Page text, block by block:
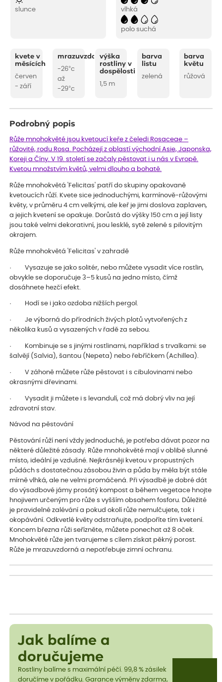
slunce vlhká
polo suchá
kvete v
měsících
červen
- září
mrazuvzdornost
-26°c
až
-29°c
výška
rostliny v
dospělosti
1,5 m
barva
listu
zelená
barva
květu
růžová
Podrobný popis
Růže mnohokvěté jsou kvetoucí keře z čeledi Rosaceae –
růžovité, rodu Rosa. Pocházejí z oblastí východní Asie, Japonska,
Koreji a Číny. V 19. století se začaly pěstovat i u nás v Evropě.
Kvetou množstvím květů, velmi dlouho a bohatě.
Růže mnohokvětá 'Felicitas' patří do skupiny opakovaně
kvetoucích růží. Kvete sice jednoduchými, karmínově-růžovými
květy, v průměru 4 cm velkými, ale keř je jimi doslova zaplaven,
a jejich kvetení se opakuje. Dorůstá do výšky 150 cm a její listy
jsou také velmi dekorativní, jsou lesklé, sytě zelené s pilovitým
okrajem.
Růže mnohokvětá 'Felicitas' v zahradě
· Vysazuje se jako solitér, nebo můžete vysadit více rostlin,
obvykle se doporučuje 3–5 kusů na jedno místo, čímž
dosáhnete hezčí efekt.
· Hodí se i jako ozdoba nižších pergol.
· Je výborná do přírodních živých plotů vytvořených z
několika kusů a vysazených v řadě za sebou.
· Kombinuje se s jinými rostlinami, například s trvalkami: se
šalvějí (Salvia), šantou (Nepeta) nebo řebříčkem (Achillea).
· V záhoně můžete růže pěstovat i s cibulovinami nebo
okrasnými dřevinami.
· Vysadit ji můžete i s levandulí, což má dobrý vliv na její
zdravotní stav.
Návod na pěstování
Pěstování růží není vždy jednoduché, je potřeba dávat pozor na
některé důležité zásady. Růže mnohokvěté mají v oblibě slunné
místo, ideální je vzdušné. Nejkrásněji kvetou v propustných
půdách s dostatečnou zásobou živin a půda by měla být stále
mírně vlhká, ale ne velmi promáčená. Při výsadbě je dobré dát
do výsadbové jámy prosátý kompost a během vegetace hnojte
hnojivem určeným pro růže s vyšším obsahem fosforu. Důležité
je pravidelné zalévání a pokud okolí růže nemulčujete, tak i
okopávání. Odkvetlé květy odstraňujte, podpoříte tím kvetení.
Koncem března růži seřízněte, můžete ponechat až 8 oček.
Mnohokvěté růže jen tvarujeme s cílem získat pěkný porost.
Růže je mrazuvzdorná a nepotřebuje zimní ochranu.
Jak balíme a
doručujeme
Rostliny balíme s maximální péčí. 99,8 % zásilek
doručíme v pořádku. Garance výměny zdarma,